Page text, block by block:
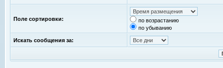
Поле сортировки:
по возрастанию
по убыванию
Искать сообщения за: